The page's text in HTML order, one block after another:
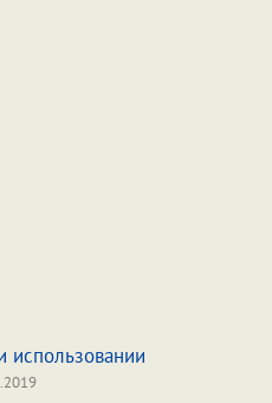
использовании